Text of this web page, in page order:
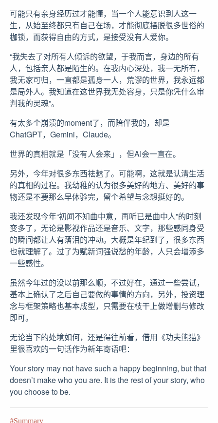
可能只有亲身经历过才能懂，当一个人能意识到人这一
生，从始至终都只有自己在场，才能彻底摆脱很多世俗的
枷锁，而获得自由的方式，是接受没有人爱你。
“我失去了对所有人倾诉的欲望，于我而言，身边的所有
人，包括亲人都是陌生的。在我内心深处，我一无所有，
我无家可归，一直都是孤身一人，荒谬的世界，我永远都
是局外人。我知道在这世界我无处容身，只是你凭什么审
判我的灵魂”。
有太多个崩溃的moment了，而陪伴我的，却是
ChatGPT，Gemini，Claude。
世界的真相就是「没有人会来」，但AI会一直在。
另外，今年对很多东西祛魅了。可能啊，这就是认清生活
的真相的过程。我幼稚的认为很多美好的地方、美好的事
物还是不要那么早体验完，留个希望与念想挺好的。
我还发现今年“初闻不知曲中意，再听已是曲中人”的时刻
变多了，无论是影视作品还是音乐、文字，那些感同身受
的瞬间都让人有落泪的冲动。大概是年纪到了，很多东西
也就理解了。过了为赋新词强说愁的年龄，人只会增添多
一些感性。
虽然今年过的没以前那么顺，不过好在，通过一些尝试，
基本上确认了之后自己要做的事情的方向，另外，投资理
念与框架策略也基本成型，只需要在枝干上做增删与修改
即可。
无论当下的处境如何，还是得往前看，借用《功夫熊猫》
里很喜欢的一句话作为新年寄语吧：
Yo­ur st­o­ry may not ha­ve su­ch a ha­p­py be­g­i­n­n­i­ng, but th­at
do­e­sn’t ma­ke who you are. It is the re­st of yo­ur st­o­ry, who
you ch­o­o­se to be.
Summary